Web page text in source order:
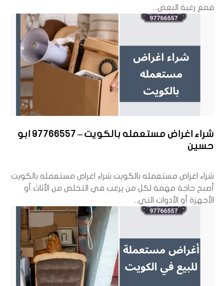
فمع رغبة البعض...
شراء اغراض مستعمله بالكويت – 97766557 ابو
حسين
شراء اغراض مستعمله بالكويت شراء اغراض مستعمله بالكويت
أصبح حاجة مهمة لكل من يرغب في التخلص من الأثاث أو
الأجهزة أو الأدوات التي...